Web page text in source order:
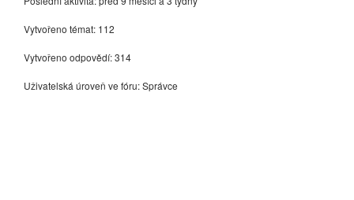
Vytvořeno témat: 112
Vytvořeno odpovědí: 314
Uživatelská úroveň ve fóru: Správce